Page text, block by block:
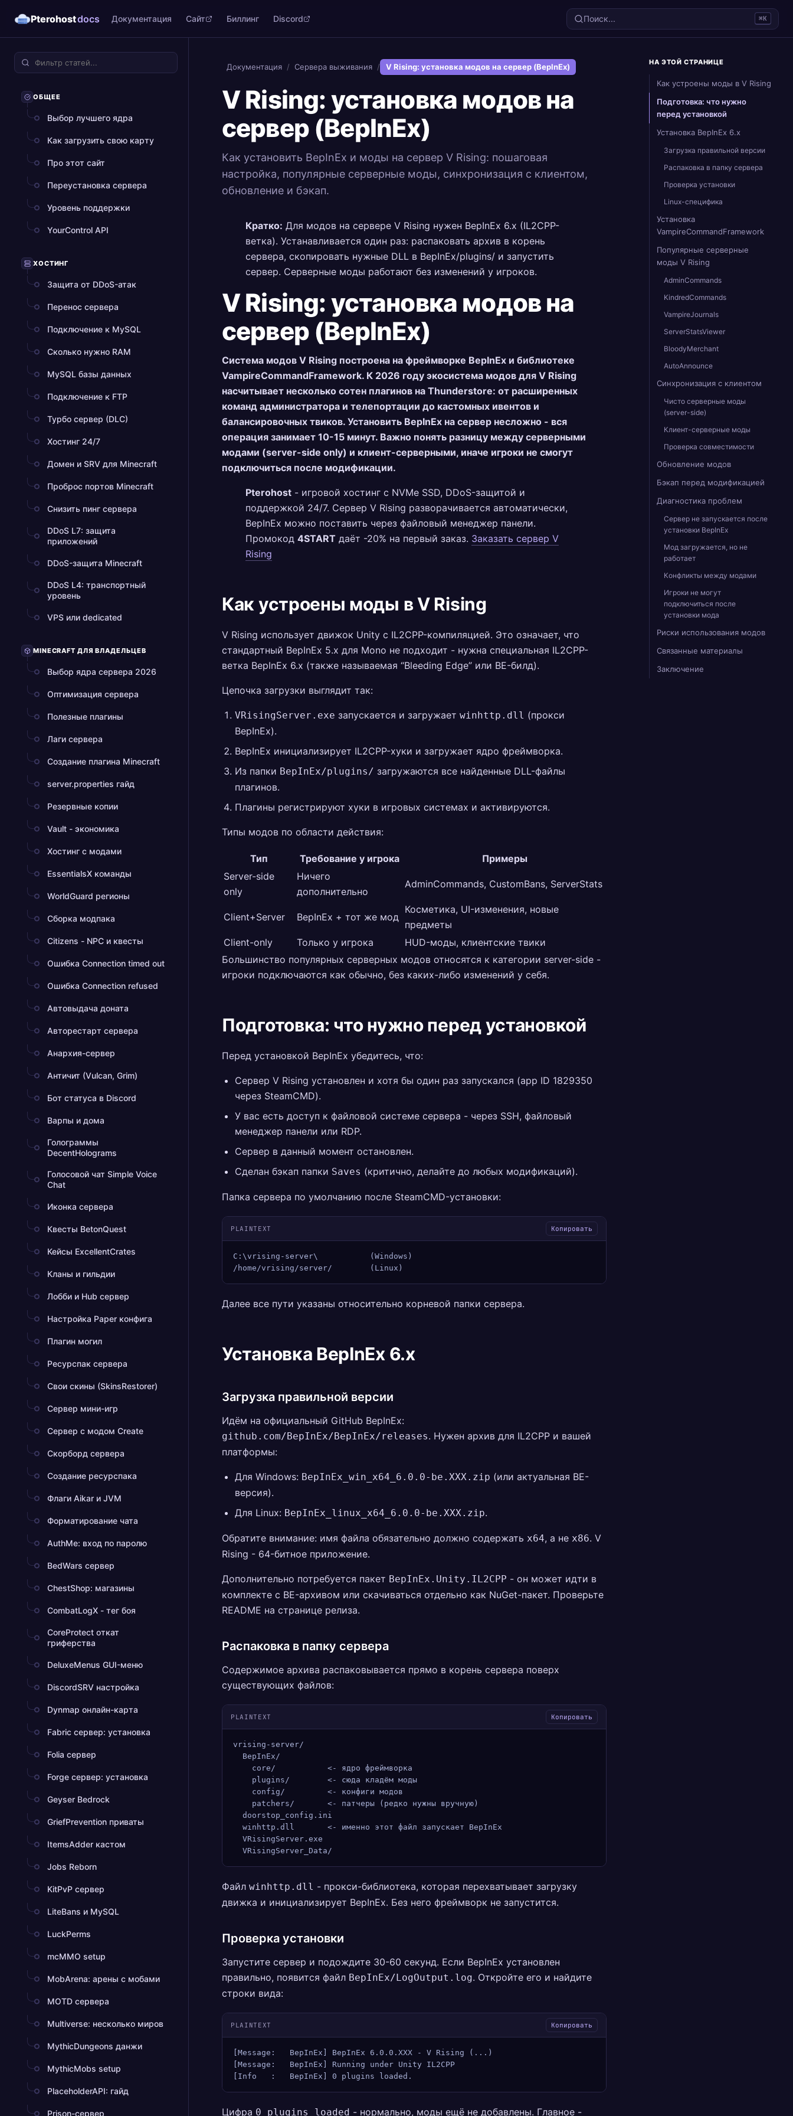
Pterohostdocs Документация Сайт Биллинг Discord Поиск... ⌘K
ОБЩЕЕ
Выбор лучшего ядра
Как загрузить свою карту
Про этот сайт
Переустановка сервера
Уровень поддержки
YourControl API
ХОСТИНГ
Защита от DDoS-атак
Перенос сервера
Подключение к MySQL
Сколько нужно RAM
MySQL базы данных
Подключение к FTP
Турбо сервер (DLC)
Хостинг 24/7
Домен и SRV для Minecraft
Проброс портов Minecraft
Снизить пинг сервера
DDoS L7: защита
приложений
DDoS-защита Minecraft
DDoS L4: транспортный
уровень
VPS или dedicated
MINECRAFT ДЛЯ ВЛАДЕЛЬЦЕВ
Выбор ядра сервера 2026
Оптимизация сервера
Полезные плагины
Лаги сервера
Создание плагина Minecraft
server.properties гайд
Резервные копии
Vault - экономика
Хостинг с модами
EssentialsX команды
WorldGuard регионы
Сборка модпака
Citizens - NPC и квесты
Ошибка Connection timed out
Ошибка Connection refused
Автовыдача доната
Авторестарт сервера
Анархия-сервер
Античит (Vulcan, Grim)
Бот статуса в Discord
Варпы и дома
Голограммы
DecentHolograms
Голосовой чат Simple Voice
Chat
Иконка сервера
Квесты BetonQuest
Кейсы ExcellentCrates
Кланы и гильдии
Лобби и Hub сервер
Настройка Paper конфига
Плагин могил
Ресурспак сервера
Свои скины (SkinsRestorer)
Сервер мини-игр
Сервер с модом Create
Скорборд сервера
Создание ресурспака
Флаги Aikar и JVM
Форматирование чата
AuthMe: вход по паролю
BedWars сервер
ChestShop: магазины
CombatLogX - тег боя
CoreProtect откат
гриферства
DeluxeMenus GUI-меню
DiscordSRV настройка
Dynmap онлайн-карта
Fabric сервер: установка
Folia сервер
Forge сервер: установка
Geyser Bedrock
GriefPrevention приваты
ItemsAdder кастом
Jobs Reborn
KitPvP сервер
LiteBans и MySQL
LuckPerms
mcMMO setup
MobArena: арены с мобами
MOTD сервера
Multiverse: несколько миров
MythicDungeons данжи
MythicMobs setup
PlaceholderAPI: гайд
Prison-сервер
Документация / Сервера выживания / V Rising: установка модов на сервер (BepInEx)
V Rising: установка модов на
сервер (BepInEx)
Как установить BepInEx и моды на сервер V Rising: пошаговая
настройка, популярные серверные моды, синхронизация с клиентом,
обновление и бэкап.
Кратко: Для модов на сервере V Rising нужен BepInEx 6.x (IL2CPP-
ветка). Устанавливается один раз: распаковать архив в корень
сервера, скопировать нужные DLL в BepInEx/plugins/ и запустить
сервер. Серверные моды работают без изменений у игроков.
V Rising: установка модов на
сервер (BepInEx)
Система модов V Rising построена на фреймворке BepInEx и библиотеке
VampireCommandFramework. К 2026 году экосистема модов для V Rising
насчитывает несколько сотен плагинов на Thunderstore: от расширенных
команд администратора и телепортации до кастомных ивентов и
балансировочных твиков. Установить BepInEx на сервер несложно - вся
операция занимает 10-15 минут. Важно понять разницу между серверными
модами (server-side only) и клиент-серверными, иначе игроки не смогут
подключиться после модификации.
Pterohost - игровой хостинг с NVMe SSD, DDoS-защитой и
поддержкой 24/7. Сервер V Rising разворачивается автоматически,
BepInEx можно поставить через файловый менеджер панели.
Промокод 4START даёт -20% на первый заказ. Заказать сервер V
Rising
Как устроены моды в V Rising
V Rising использует движок Unity с IL2CPP-компиляцией. Это означает, что
стандартный BepInEx 5.x для Mono не подходит - нужна специальная IL2CPP-
ветка BepInEx 6.x (также называемая “Bleeding Edge” или BE-билд).
Цепочка загрузки выглядит так:
VRisingServer.exe запускается и загружает winhttp.dll (прокси
BepInEx).
BepInEx инициализирует IL2CPP-хуки и загружает ядро фреймворка.
Из папки BepInEx/plugins/ загружаются все найденные DLL-файлы
плагинов.
Плагины регистрируют хуки в игровых системах и активируются.
Типы модов по области действия:
Тип Требование у игрока
Примеры
Server-side
only
Ничего
дополнительно
AdminCommands, CustomBans, ServerStats
Client+Server BepInEx + тот же мод
Косметика, UI-изменения, новые
предметы
Client-only
Только у игрока
HUD-моды, клиентские твики
Большинство популярных серверных модов относятся к категории server-side -
игроки подключаются как обычно, без каких-либо изменений у себя.
Подготовка: что нужно перед установкой
Перед установкой BepInEx убедитесь, что:
Сервер V Rising установлен и хотя бы один раз запускался (app ID 1829350
через SteamCMD).
У вас есть доступ к файловой системе сервера - через SSH, файловый
менеджер панели или RDP.
Сервер в данный момент остановлен.
Сделан бэкап папки Saves (критично, делайте до любых модификаций).
Папка сервера по умолчанию после SteamCMD-установки:
PLAINTEXT Копировать
C:\vrising-server\           (Windows)
/home/vrising/server/        (Linux)
Далее все пути указаны относительно корневой папки сервера.
Установка BepInEx 6.x
Загрузка правильной версии
Идём на официальный GitHub BepInEx:
github.com/BepInEx/BepInEx/releases. Нужен архив для IL2CPP и вашей
платформы:
Для Windows: BepInEx_win_x64_6.0.0-be.XXX.zip (или актуальная BE-
версия).
Для Linux: BepInEx_linux_x64_6.0.0-be.XXX.zip.
Обратите внимание: имя файла обязательно должно содержать x64, а не x86. V
Rising - 64-битное приложение.
Дополнительно потребуется пакет BepInEx.Unity.IL2CPP - он может идти в
комплекте с BE-архивом или скачиваться отдельно как NuGet-пакет. Проверьте
README на странице релиза.
Распаковка в папку сервера
Содержимое архива распаковывается прямо в корень сервера поверх
существующих файлов:
PLAINTEXT Копировать
vrising-server/
  BepInEx/
    core/           <- ядро фреймворка
    plugins/        <- сюда кладём моды
    config/         <- конфиги модов
    patchers/       <- патчеры (редко нужны вручную)
  doorstop_config.ini
  winhttp.dll       <- именно этот файл запускает BepInEx
  VRisingServer.exe
  VRisingServer_Data/
Файл winhttp.dll - прокси-библиотека, которая перехватывает загрузку
движка и инициализирует BepInEx. Без него фреймворк не запустится.
Проверка установки
Запустите сервер и подождите 30-60 секунд. Если BepInEx установлен
правильно, появится файл BepInEx/LogOutput.log. Откройте его и найдите
строки вида:
PLAINTEXT Копировать
[Message:   BepInEx] BepInEx 6.0.0.XXX - V Rising (...)
[Message:   BepInEx] Running under Unity IL2CPP
[Info   :   BepInEx] 0 plugins loaded.
Цифра 0 plugins loaded - нормально, моды ещё не добавлены. Главное -
НА ЭТОЙ СТРАНИЦЕ
Как устроены моды в V Rising
Подготовка: что нужно
перед установкой
Установка BepInEx 6.x
Загрузка правильной версии
Распаковка в папку сервера
Проверка установки
Linux-специфика
Установка
VampireCommandFramework
Популярные серверные
моды V Rising
AdminCommands
KindredCommands
VampireJournals
ServerStatsViewer
BloodyMerchant
AutoAnnounce
Синхронизация с клиентом
Чисто серверные моды
(server-side)
Клиент-серверные моды
Проверка совместимости
Обновление модов
Бэкап перед модификацией
Диагностика проблем
Сервер не запускается после
установки BepInEx
Мод загружается, но не
работает
Конфликты между модами
Игроки не могут
подключиться после
установки мода
Риски использования модов
Связанные материалы
Заключение